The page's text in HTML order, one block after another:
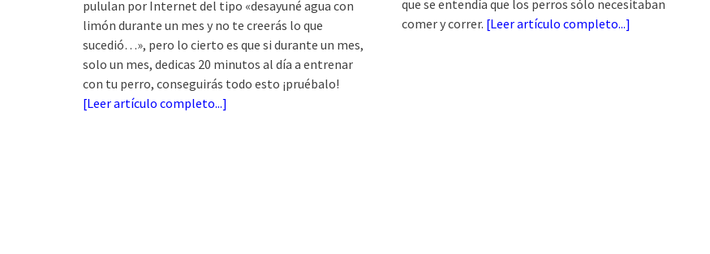
pululan por Internet del tipo «desayuné agua con
limón durante un mes y no te creerás lo que
sucedió…», pero lo cierto es que si durante un mes,
solo un mes, dedicas 20 minutos al día a entrenar
con tu perro, conseguirás todo esto ¡pruébalo!
[Leer artículo completo...]
que se entendía que los perros sólo necesitaban
comer y correr. [Leer artículo completo...]